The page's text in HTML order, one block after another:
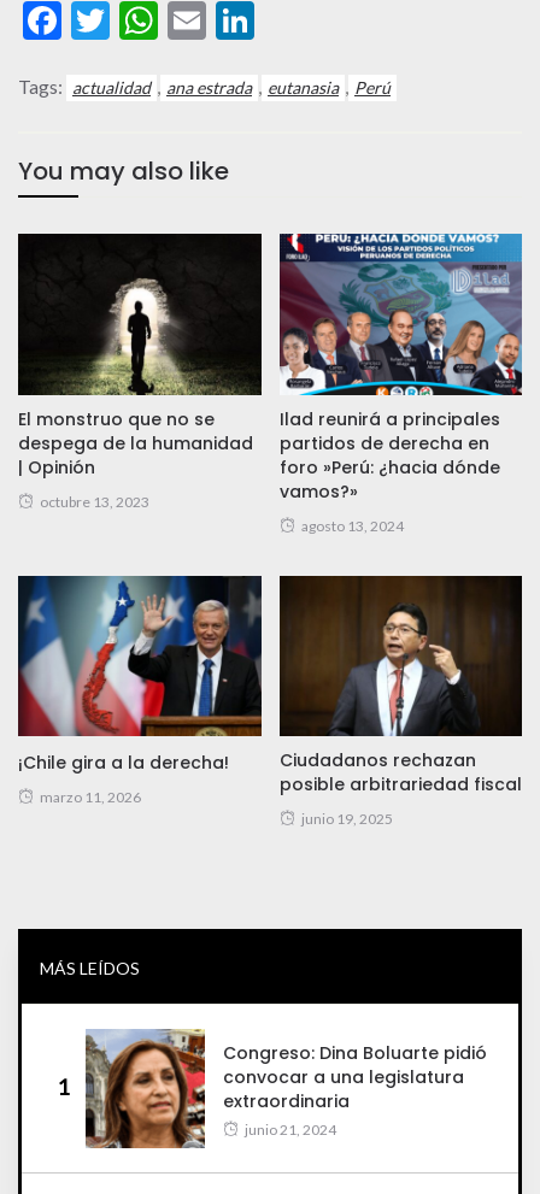
Facebook
Twitter
WhatsApp
Email
Tags: actualidad , ana estrada , eutanasia , Perú
You may also like
El monstruo que no se
despega de la humanidad
| Opinión
octubre 13, 2023
Ilad reunirá a principales
partidos de derecha en
foro »Perú: ¿hacia dónde
vamos?»
agosto 13, 2024
¡Chile gira a la derecha!
marzo 11, 2026
Ciudadanos rechazan
posible arbitrariedad fiscal
junio 19, 2025
MÁS LEÍDOS
1
Congreso: Dina Boluarte pidió
convocar a una legislatura
extraordinaria
junio 21, 2024